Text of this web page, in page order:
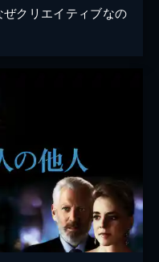
クリエイティブなの